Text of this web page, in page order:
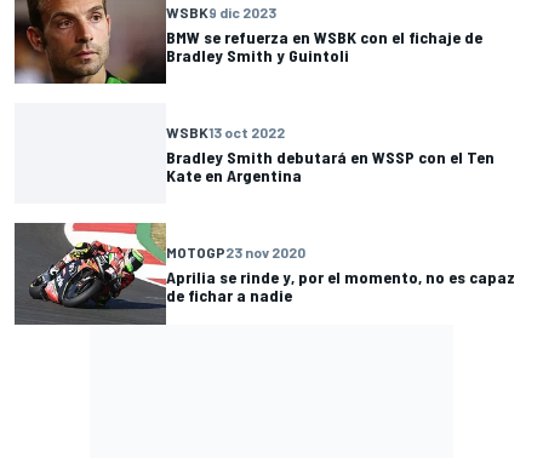
WSBK9 dic 2023
BMW se refuerza en WSBK con el fichaje de
Bradley Smith y Guintoli
WSBK13 oct 2022
Bradley Smith debutará en WSSP con el Ten
Kate en Argentina
MOTOGP23 nov 2020
Aprilia se rinde y, por el momento, no es capaz
de fichar a nadie